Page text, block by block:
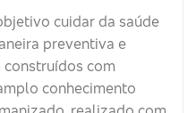
cuidar da saúde
preventiva e
construídos com
conhecimento